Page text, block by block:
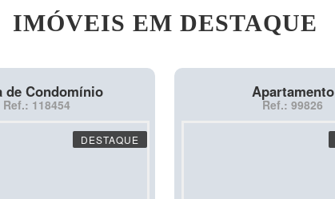
IMÓVEIS EM DESTAQUE
de Condomínio
Ref.: 118454
DESTAQUE
Apartamento
Ref.: 99826